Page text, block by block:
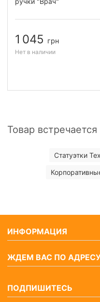
1 045 грн
Нет в наличии
Товар встречается
Статуэтки
ИНФОРМАЦИЯ
ЖДЕМ ВАС ПО
ПОДПИШИТЕСЬ